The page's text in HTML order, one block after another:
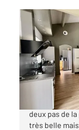
PERIGNY 17
130 m2, 5 pièces
Ref : 18490
Maison à
538
Située sur le
deux pas de
très belle